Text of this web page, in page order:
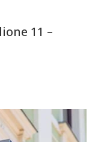
11 –